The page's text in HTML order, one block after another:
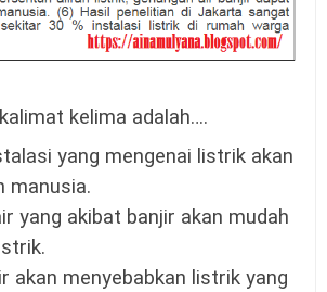
kelima adalah….
yang mengenai listrik akan
manusia.
yang akibat banjir akan mudah
akan menyebabkan listrik yang